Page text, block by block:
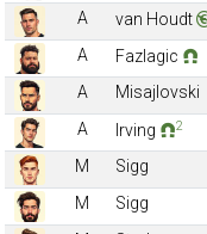
A
van Houdt
A
Fazlagic
A
Misajlovski
A
Irving 2
M
Sigg
M
Sigg